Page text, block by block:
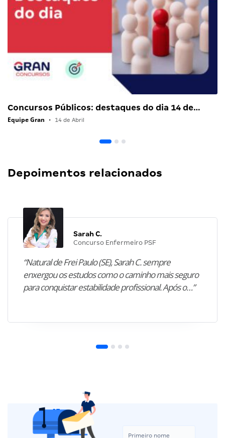
Concursos Públicos: destaques do dia 14 de…
Equipe Gran • 14 de Abril
Depoimentos relacionados
Sarah C.
Concurso Enfermeiro PSF
“Natural de Frei Paulo (SE), Sarah C. sempre
enxergou os estudos como o caminho mais seguro
para conquistar estabilidade profissional. Após o…”